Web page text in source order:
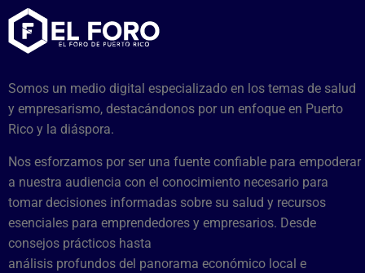
Somos un medio digital especializado en los temas de salud
y empresarismo, destacándonos por un enfoque en Puerto
Rico y la diáspora.
Nos esforzamos por ser una fuente confiable para empoderar
a nuestra audiencia con el conocimiento necesario para
tomar decisiones informadas sobre su salud y recursos
esenciales para emprendedores y empresarios. Desde
consejos prácticos hasta
análisis profundos del panorama económico local e